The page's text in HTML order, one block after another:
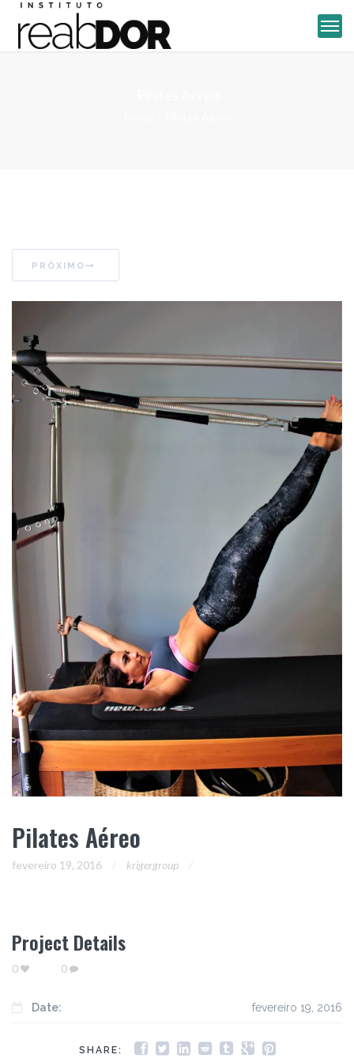
PRÓXIMO
Pilates Aéreo
fevereiro 19, 2016 krigergroup
Project Details
0 0
Date: fevereiro 19, 2016
SHARE: